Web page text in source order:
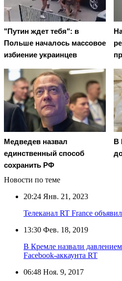
"Путин ждет тебя": в
Польше началось массовое
избиение украинцев
Медведев назвал
единственный способ
сохранить РФ
В
Новости по теме
20:24 Янв. 21, 2023
Телеканал RT France
13:30 Фев. 18, 2019
В Кремле назвали
Facebook-аккаунта RT
06:48 Ноя. 9, 2017